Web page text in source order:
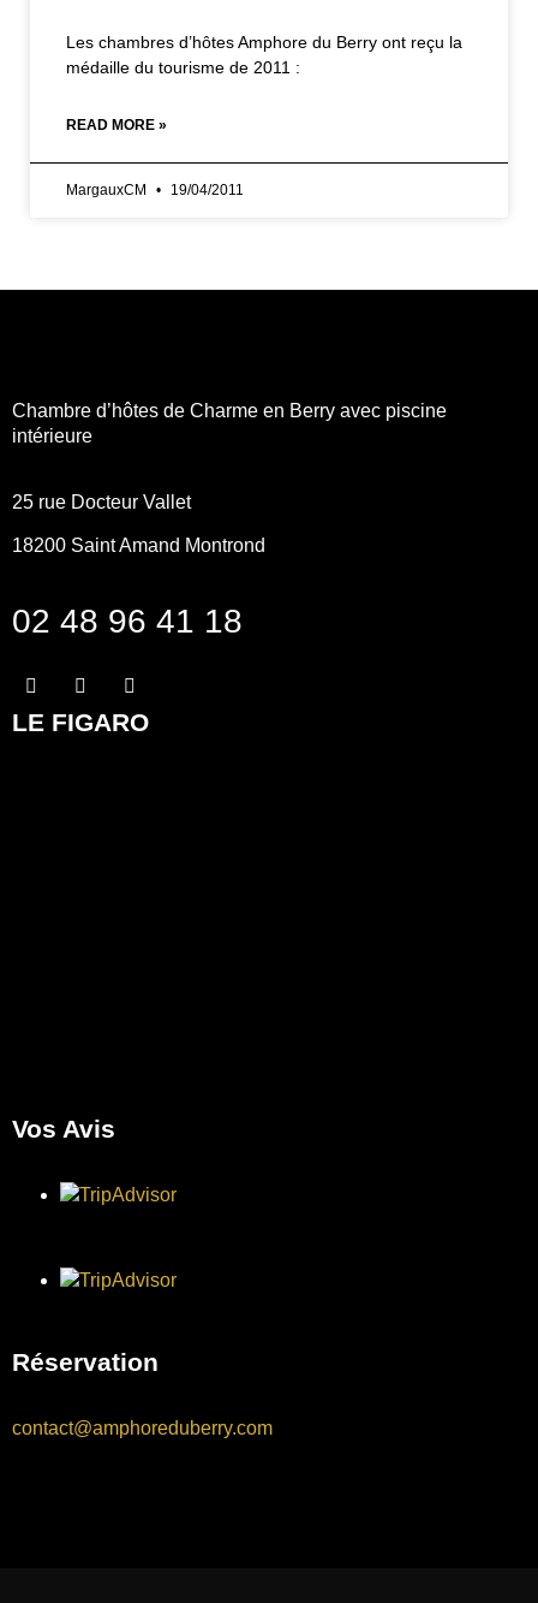
Les chambres d’hôtes Amphore du Berry ont reçu la
médaille du tourisme de 2011 :
READ MORE »
MargauxCM 19/04/2011
Chambre d’hôtes de Charme en Berry avec piscine
intérieure
25 rue Docteur Vallet
18200 Saint Amand Montrond
02 48 96 41 18
LE FIGARO
Vos Avis
Réservation
contact@amphoreduberry.com